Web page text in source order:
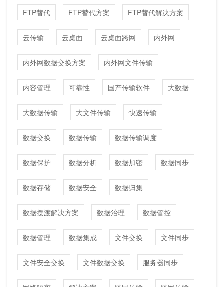
FTP替代 FTP替代方案 FTP替代解决方案
云传输 云桌面 云桌面跨网 内外网
内外网数据交换方案 内外网文件传输
内容管理 可靠性 国产传输软件 大数据
大数据传输 大文件传输 快速传输
数据交换 数据传输 数据传输调度
数据保护 数据分析 数据加密 数据同步
数据存储 数据安全 数据归集
数据摆渡解决方案 数据治理 数据管控
数据管理 数据集成 文件交换 文件同步
文件安全交换 文件数据交换 服务器同步